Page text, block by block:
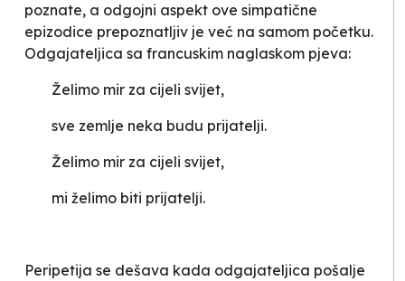
poznate, a odgojni aspekt ove simpatične
epizodice prepoznatljiv je već na samom početku.
Odgajateljica sa francuskim naglaskom pjeva:
Želimo mir za cijeli svijet,
sve zemlje neka budu prijatelji.
Želimo mir za cijeli svijet,
mi želimo biti prijatelji.
Peripetija se dešava kada odgajateljica pošalje